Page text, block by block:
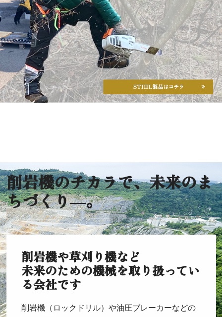
削岩機のチカラで、未来のま
ちづくり―。
削岩機や草刈り機など
未来のための機械を取り扱ってい
る会社です
削岩機（ロックドリル）や油圧ブレーカーなどの